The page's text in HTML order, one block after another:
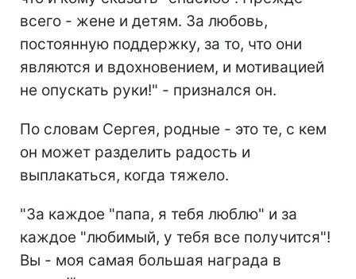
всего - жене и детям. За любовь,
постоянную поддержку, за то, что они
являются и вдохновением, и мотивацией
не опускать руки!" - признался он.
По словам Сергея, родные - это те, с кем
он может разделить радость и
выплакаться, когда тяжело.
"За каждое "папа, я тебя люблю" и за
каждое "любимый, у тебя все получится"!
Вы - моя самая большая награда в